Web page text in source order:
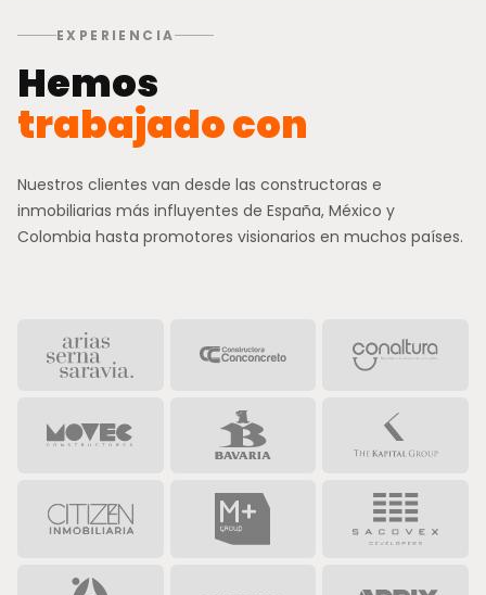
EXPERIENCIA
Hemos
trabajado con
Nuestros clientes van desde las constructoras e
inmobiliarias más influyentes de España, México y
Colombia hasta promotores visionarios en muchos países.